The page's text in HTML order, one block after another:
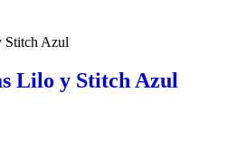
Lilo y Stitch Azul